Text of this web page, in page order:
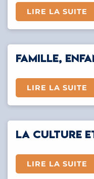
LIRE LA SUITE
FAMILLE,
LIRE LA SUITE
LA CULTURE
LIRE LA SUITE